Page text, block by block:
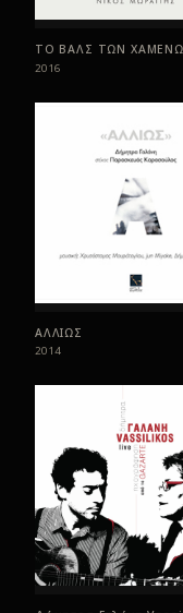
ΤΟ ΒΑΛΣ ΤΩΝ
2016
ΑΛΛΙΩΣ
2014